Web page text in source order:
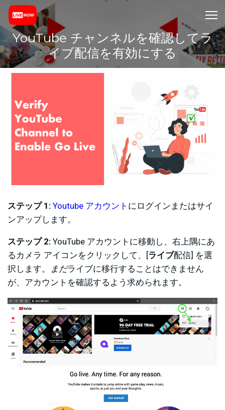
YouTube チャンネルを確認してラ
イブ配信を有効にする
ステップ 1: Youtube アカウント にログインまたはサイ
ンアップします。
ステップ 2: YouTube アカウントに移動し、右上隅にあ
るカメラ アイコンをクリックして、[ライブ配信] を選
択します。
まだライブに移行することはできません
が、アカウントを確認するよう求められます。